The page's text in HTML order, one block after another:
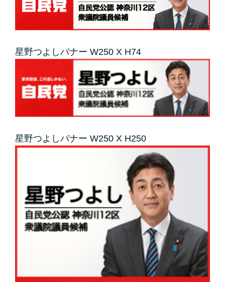
星野つよしバナー W250 X H74
星野つよしバナー W250 X H250